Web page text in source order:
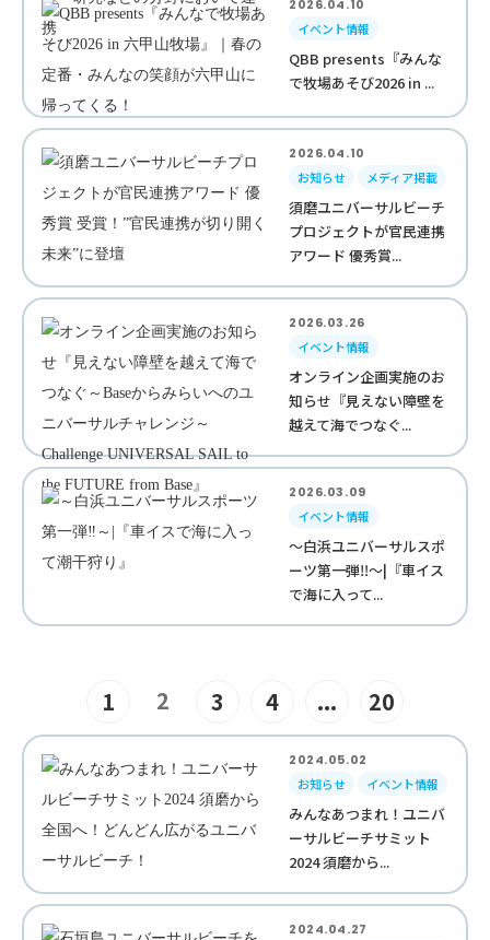
2026.04.10
イベント情報
QBB presents『みんな
で牧場あそび2026 in ...
2026.04.10
お知らせ
メディア掲載
須磨ユニバーサルビーチ
プロジェクトが官民連携
アワード 優秀賞...
2026.03.26
イベント情報
オンライン企画実施のお
知らせ『見えない障壁を
越えて海でつなぐ...
2026.03.09
イベント情報
～白浜ユニバーサルスポ
ーツ第一弾‼︎～|『車イス
で海に入って...
1 2 3 4 ... 20
2024.05.02
お知らせ
イベント情報
みんなあつまれ！ユニバ
ーサルビーチサミット
2024 須磨から...
2024.04.27